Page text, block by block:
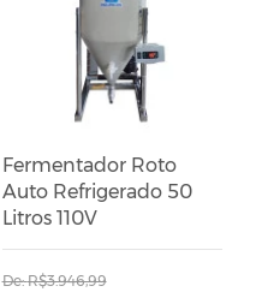
Fermentador Roto
Auto Refrigerado 50
Litros 110V
De: R$3.946,99